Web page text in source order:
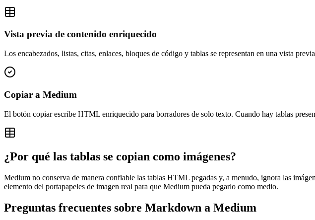
Vista previa de contenido enriquecido
Los encabezados, listas, citas, enlaces, bloques de código y tablas se representan en una vista
Copiar a Medium
El botón copiar escribe HTML enriquecido para borradores de solo texto. Cuando hay tablas
¿Por qué las tablas se copian como imágenes?
Medium no conserva de manera confiable las tablas HTML pegadas y, a menudo, ignora las
elemento del portapapeles de imagen real para que Medium pueda pegarlo como medio.
Preguntas frecuentes sobre Markdown a Medium